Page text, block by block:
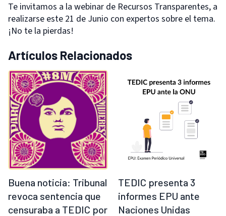
Te invitamos a la webinar de Recursos Transparentes, a
realizarse este 21 de Junio con expertos sobre el tema.
¡No te la pierdas!
Artículos Relacionados
Buena noticia: Tribunal
revoca sentencia que
censuraba a TEDIC por
TEDIC presenta 3
informes EPU ante
Naciones Unidas